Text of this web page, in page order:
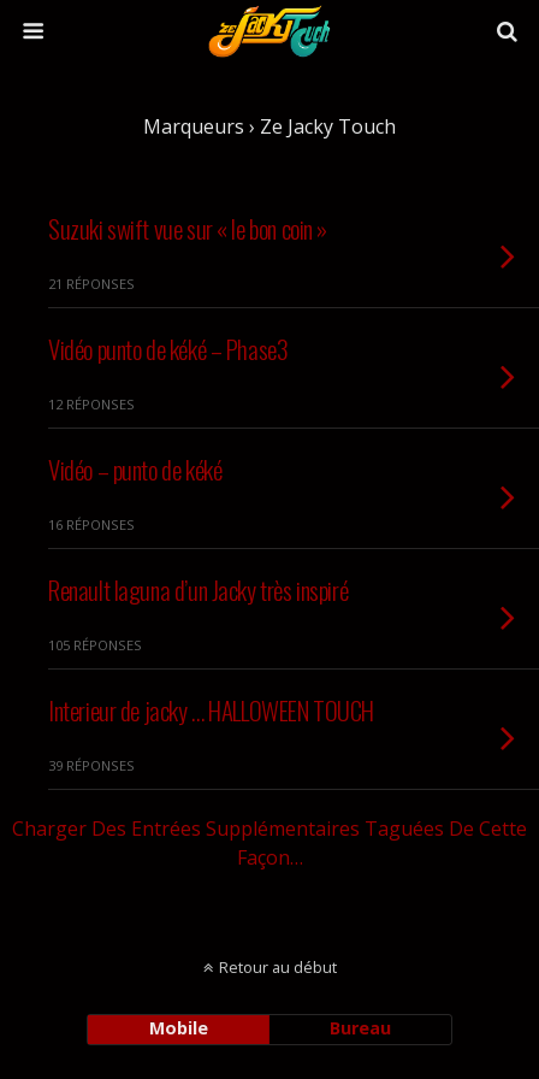
Marqueurs › Ze Jacky Touch
Suzuki swift vue sur « le bon coin »
21 RÉPONSES
Vidéo punto de kéké – Phase3
12 RÉPONSES
Vidéo – punto de kéké
16 RÉPONSES
Renault laguna d’un Jacky très inspiré
105 RÉPONSES
Interieur de jacky … HALLOWEEN TOUCH
39 RÉPONSES
Charger Des Entrées Supplémentaires Taguées De Cette
Façon…
Retour au début
Mobile Bureau